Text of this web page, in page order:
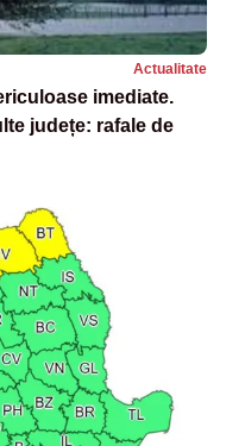
Actualitate
imediate.
județe: rafale de